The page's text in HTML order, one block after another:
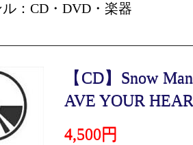
：CD・DVD・楽器
【CD】Snow
AVE YOUR
4,500円